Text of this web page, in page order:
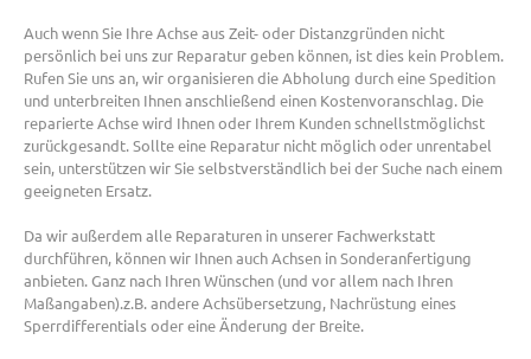
Auch wenn Sie Ihre Achse aus Zeit- oder Distanzgründen nicht
persönlich bei uns zur Reparatur geben können, ist dies kein Problem.
Rufen Sie uns an, wir organisieren die Abholung durch eine Spedition
und unterbreiten Ihnen anschließend einen Kostenvoranschlag. Die
reparierte Achse wird Ihnen oder Ihrem Kunden schnellstmöglichst
zurückgesandt. Sollte eine Reparatur nicht möglich oder unrentabel
sein, unterstützen wir Sie selbstverständlich bei der Suche nach einem
geeigneten Ersatz.
Da wir außerdem alle Reparaturen in unserer Fachwerkstatt
durchführen, können wir Ihnen auch Achsen in Sonderanfertigung
anbieten. Ganz nach Ihren Wünschen (und vor allem nach Ihren
Maßangaben).z.B. andere Achsübersetzung, Nachrüstung eines
Sperrdifferentials oder eine Änderung der Breite.